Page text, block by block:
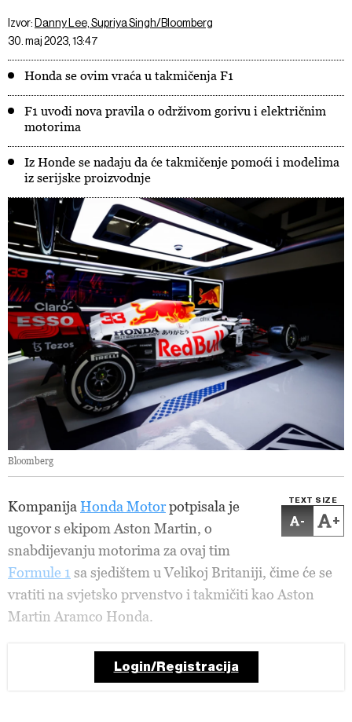
Izvor: Danny Lee, Supriya Singh/Bloomberg
30. maj 2023, 13:47
Honda se ovim vraća u takmičenja F1
F1 uvodi nova pravila o održivom gorivu i električnim
motorima
Iz Honde se nadaju da će takmičenje pomoći i modelima
iz serijske proizvodnje
Bloomberg
TEXT SIZE
- +
Kompanija Honda Motorpotpisala je
ugovor s ekipom Aston Martin, o
snabdijevanju motorima za ovaj tim
Formule 1 sa sjedištem u Velikoj Britaniji, čime će se
vratiti na svjetsko prvenstvo i takmičiti kao Aston
Martin Aramco Honda.
Login/Registracija